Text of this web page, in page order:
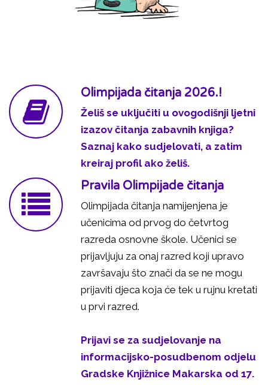
Olimpijada čitanja 2026.!
Želiš se uključiti u ovogodišnji ljetni
izazov čitanja zabavnih knjiga?
Saznaj kako sudjelovati, a zatim
kreiraj profil ako želiš.
Pravila Olimpijade čitanja
Olimpijada čitanja namijenjena je
učenicima od prvog do četvrtog
razreda osnovne škole. Učenici se
prijavljuju za onaj razred koji upravo
završavaju što znači da se ne mogu
prijaviti djeca koja će tek u rujnu kretati
u prvi razred.
Prijavi se za sudjelovanje na
informacijsko-posudbenom odjelu
Gradske Knjižnice Makarska od 17.